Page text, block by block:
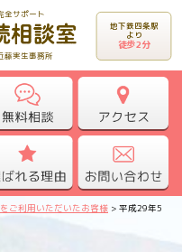
全サポート
藤実生事務所
地下鉄四条駅
より
徒歩2分
ご利用いただいたお客様 >平成29年5月